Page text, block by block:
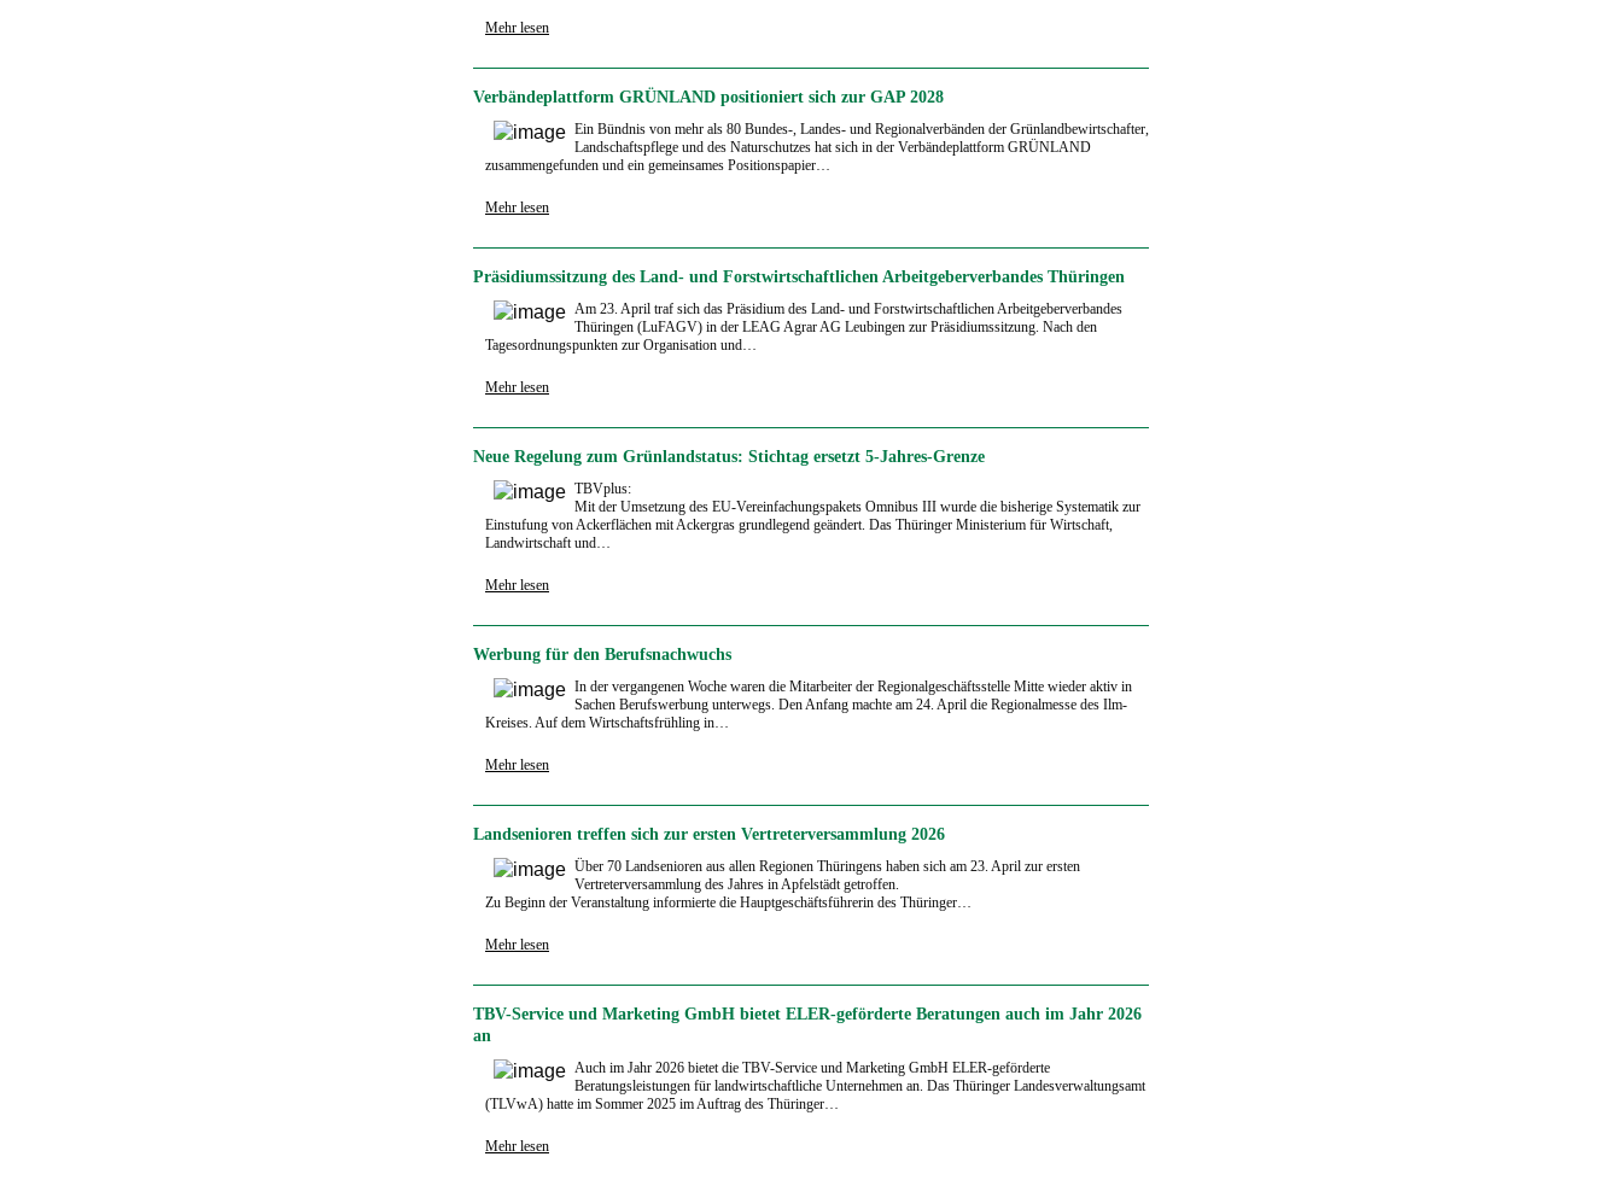
Mehr lesen
Verbändeplattform GRÜNLAND positioniert sich zur GAP 2028
Ein Bündnis von mehr als 80 Bundes-, Landes- und Regionalverbänden der Grünlandbewirtschafter,
Landschaftspflege und des Naturschutzes hat sich in der Verbändeplattform GRÜNLAND
zusammengefunden und ein gemeinsames Positionspapier…
Mehr lesen
Präsidiumssitzung des Land- und Forstwirtschaftlichen Arbeitgeberverbandes Thüringen
Am 23. April traf sich das Präsidium des Land- und Forstwirtschaftlichen Arbeitgeberverbandes
Thüringen (LuFAGV) in der LEAG Agrar AG Leubingen zur Präsidiumssitzung. Nach den
Tagesordnungspunkten zur Organisation und…
Mehr lesen
Neue Regelung zum Grünlandstatus: Stichtag ersetzt 5-Jahres-Grenze
TBVplus:
Mit der Umsetzung des EU-Vereinfachungspakets Omnibus III wurde die bisherige Systematik zur
Einstufung von Ackerflächen mit Ackergras grundlegend geändert. Das Thüringer Ministerium für Wirtschaft,
Landwirtschaft und…
Mehr lesen
Werbung für den Berufsnachwuchs
In der vergangenen Woche waren die Mitarbeiter der Regionalgeschäftsstelle Mitte wieder aktiv in
Sachen Berufswerbung unterwegs. Den Anfang machte am 24. April die Regionalmesse des Ilm-
Kreises. Auf dem Wirtschaftsfrühling in…
Mehr lesen
Landsenioren treffen sich zur ersten Vertreterversammlung 2026
Über 70 Landsenioren aus allen Regionen Thüringens haben sich am 23. April zur ersten
Vertreterversammlung des Jahres in Apfelstädt getroffen.
Zu Beginn der Veranstaltung informierte die Hauptgeschäftsführerin des Thüringer…
Mehr lesen
TBV-Service und Marketing GmbH bietet ELER-geförderte Beratungen auch im Jahr 2026
an
Auch im Jahr 2026 bietet die TBV-Service und Marketing GmbH ELER-geförderte
Beratungsleistungen für landwirtschaftliche Unternehmen an. Das Thüringer Landesverwaltungsamt
(TLVwA) hatte im Sommer 2025 im Auftrag des Thüringer…
Mehr lesen